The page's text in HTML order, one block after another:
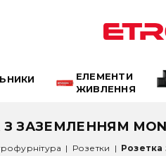
ЕЛЕМЕНТИ
ЖИВЛЕННЯ
ЗАЗЕМЛЕННЯМ MONO
| Розетки | Розетка